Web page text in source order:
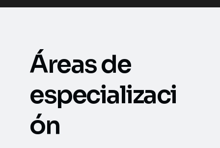
Áreas de
especializaci
ón